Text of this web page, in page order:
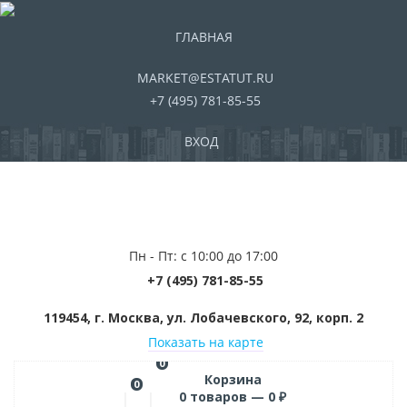
ГЛАВНАЯ
MARKET@ESTATUT.RU
+7 (495) 781-85-55
ВХОД
Пн - Пт: с 10:00 до 17:00
+7 (495) 781-85-55
119454, г. Москва, ул. Лобачевского, 92, корп. 2
Показать на карте
0
0
Корзина
0 товаров — 0 ₽